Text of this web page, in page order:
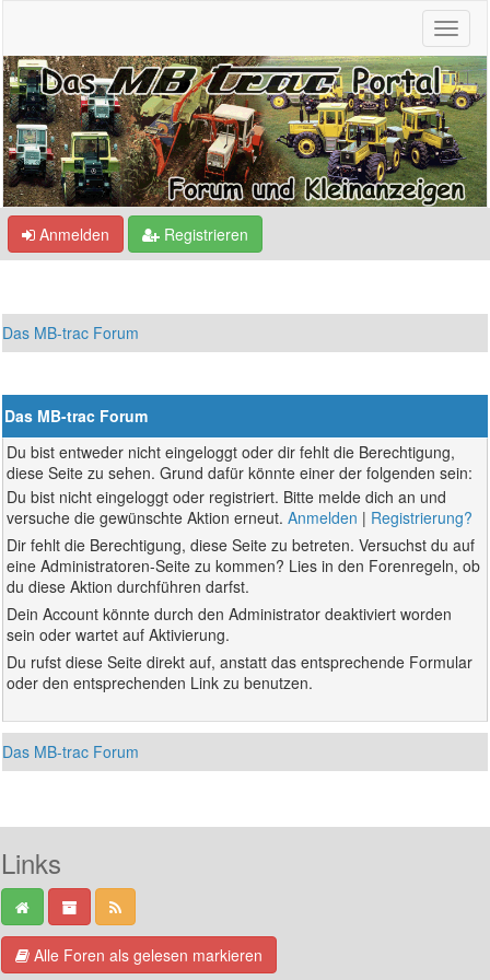
Anmelden Registrieren
Das MB-trac Forum
Das MB-trac Forum
Du bist entweder nicht eingeloggt oder dir fehlt die Berechtigung,
diese Seite zu sehen. Grund dafür könnte einer der folgenden sein:
Du bist nicht eingeloggt oder registriert. Bitte melde dich an und
versuche die gewünschte Aktion erneut.Anmelden | Registrierung?
Dir fehlt die Berechtigung, diese Seite zu betreten. Versuchst du auf
eine Administratoren-Seite zu kommen? Lies in den Forenregeln, ob
du diese Aktion durchführen darfst.
Dein Account könnte durch den Administrator deaktiviert worden
sein oder wartet auf Aktivierung.
Du rufst diese Seite direkt auf, anstatt das entsprechende Formular
oder den entsprechenden Link zu benutzen.
Das MB-trac Forum
Links
Alle Foren als gelesen markieren